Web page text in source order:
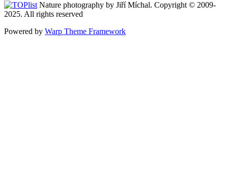
Nature photography by Jiří Míchal. Copyright © 2009-
2025. All rights reserved
Powered by Warp Theme Framework